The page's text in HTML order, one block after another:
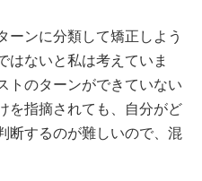
ンに分類して矯正しよう
はないと私は考えていま
トのターンができていない
を指摘されても、自分がど
断するのが難しいので、混